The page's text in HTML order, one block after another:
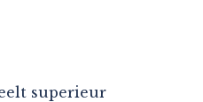
superieur